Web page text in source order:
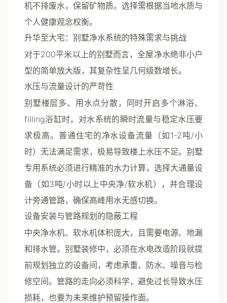
机不排废水，保留矿物质。选择需根据当地水质与
个人健康观念权衡。
升华至大宅：别墅净水系统的特殊需求与挑战
对于200平米以上的别墅而言，全屋净水绝非小户
型的简单放大版，其复杂性呈几何级数增长。
水压与流量设计的严苛性
别墅楼层多、用水点分散，同时开启多个淋浴、
filling浴缸时，对水系统的瞬时流量与稳定水压要
求极高。普通住宅的净水设备流量（如1-2吨/小
时）无法满足需求，极易导致楼上水压不足。 别墅
专用系统必须进行精准的水力计算，选择大通量设
备（如3吨/小时以上中央净/软水机），并合理设
计旁通管路，确保高峰用水无感切换。
设备安装与管路规划的隐蔽工程
中央净水机、软水机体积庞大，且需要电源、地漏
和排水管。别墅装修中，必须在水电改造阶段就提
前规划独立的设备间 ，考虑承重、防水、噪音与检
修空间。管路的走向必须科学，避免过长导致水压
损耗，也要为未来维护预留操作面。